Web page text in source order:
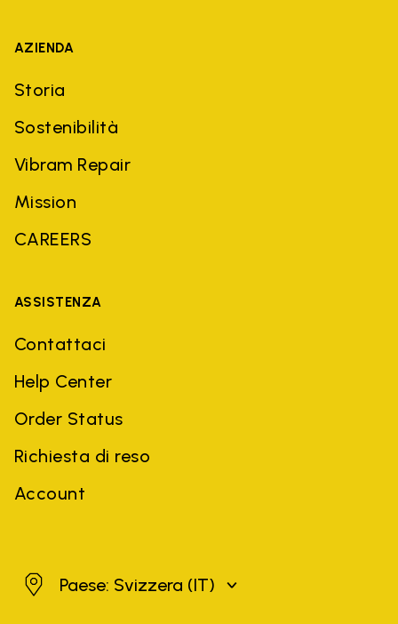
AZIENDA
Storia
Sostenibilità
Vibram Repair
Mission
CAREERS
ASSISTENZA
Contattaci
Help Center
Order Status
Richiesta di reso
Account
SvizzeraPaese: Svizzera (IT)